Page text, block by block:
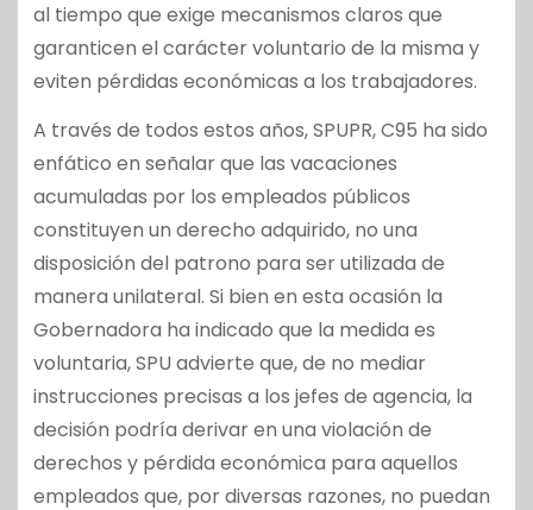
al tiempo que exige mecanismos claros que
garanticen el carácter voluntario de la misma y
eviten pérdidas económicas a los trabajadores.
A través de todos estos años, SPUPR, C95 ha sido
enfático en señalar que las vacaciones
acumuladas por los empleados públicos
constituyen un derecho adquirido, no una
disposición del patrono para ser utilizada de
manera unilateral. Si bien en esta ocasión la
Gobernadora ha indicado que la medida es
voluntaria, SPU advierte que, de no mediar
instrucciones precisas a los jefes de agencia, la
decisión podría derivar en una violación de
derechos y pérdida económica para aquellos
empleados que, por diversas razones, no puedan